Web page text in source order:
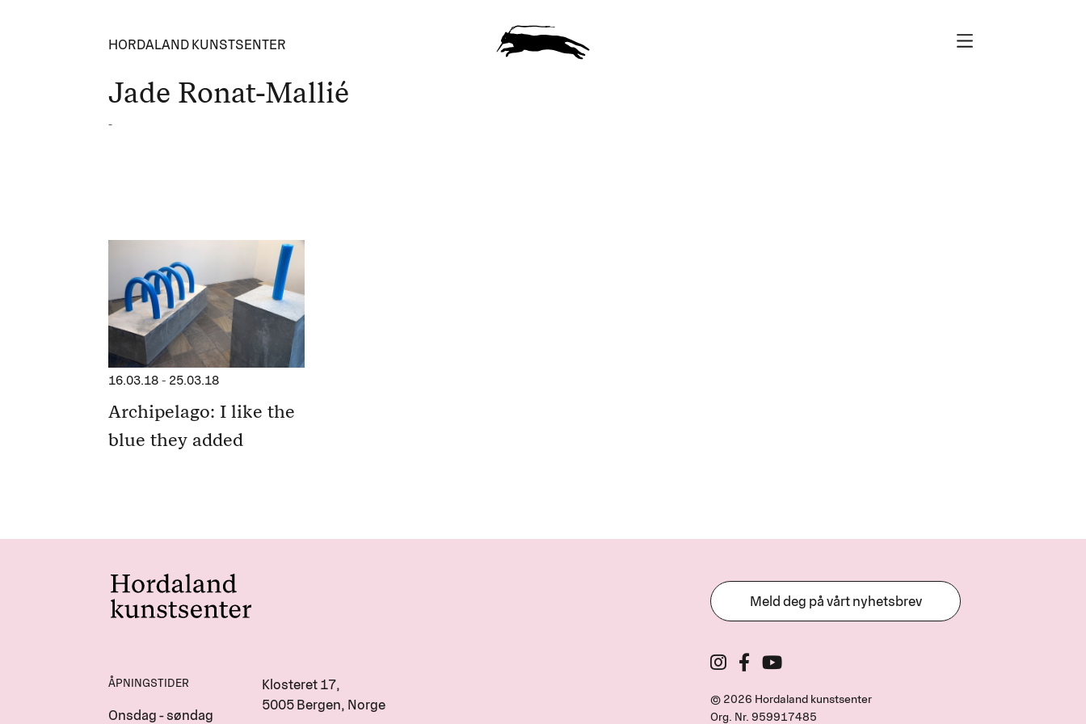
HORDALAND KUNSTSENTER
Jade Ronat-Mallié
-
16.03.18 - 25.03.18
Archipelago: I like the
blue they added
ÅPNINGSTIDER
Onsdag - søndag
Klosteret 17,
5005 Bergen, Norge
Meld deg på vårt nyhetsbrev
© 2026 Hordaland kunstsenter
Org. Nr. 959917485